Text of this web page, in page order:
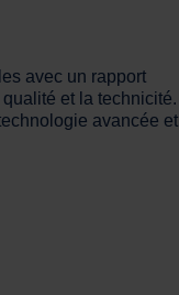
avec un rapport
et la technicité.
avancée et